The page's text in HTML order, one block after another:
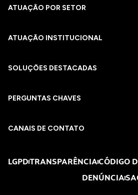
ATUAÇÃO POR SETOR
ATUAÇÃO INSTITUCIONAL
SOLUÇÕES DESTACADAS
PERGUNTAS CHAVES​
CANAIS DE CONTATO
LGPDTRANSPARÊNCIACÓDIGO
DENÚNCIA